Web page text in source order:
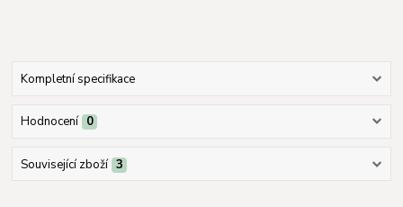
Kompletní specifikace
Hodnocení 0
Související zboží 3